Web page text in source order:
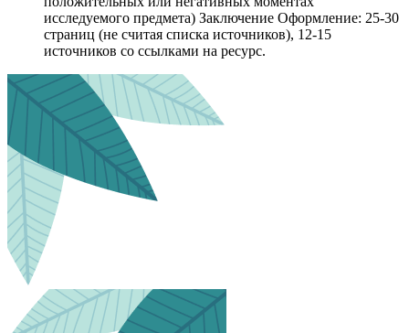
исследуемого предмета) Заключение Оформление: 25-30
страниц (не считая списка источников), 12-15
источников со ссылками на ресурс.